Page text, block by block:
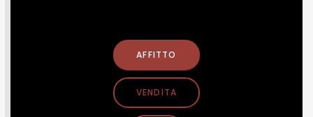
AFFITTO
VENDITA